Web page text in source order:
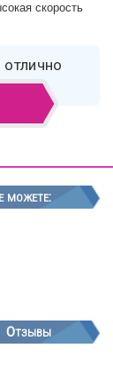
скорость
можете:
Отзывы